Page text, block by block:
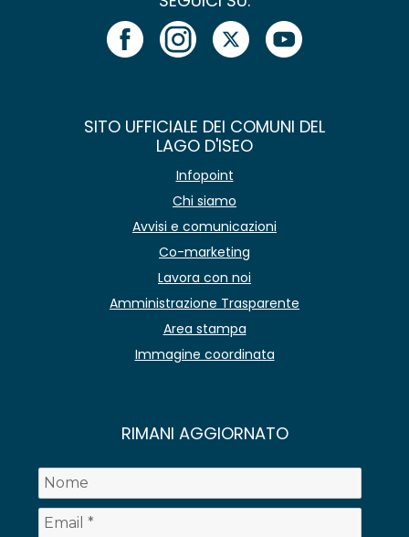
SITO UFFICIALE DEI COMUNI DEL
LAGO D'ISEO
Infopoint
Chi siamo
Avvisi e comunicazioni
Co-marketing
Lavora con noi
Amministrazione Trasparente
Area stampa
Immagine coordinata
RIMANI AGGIORNATO